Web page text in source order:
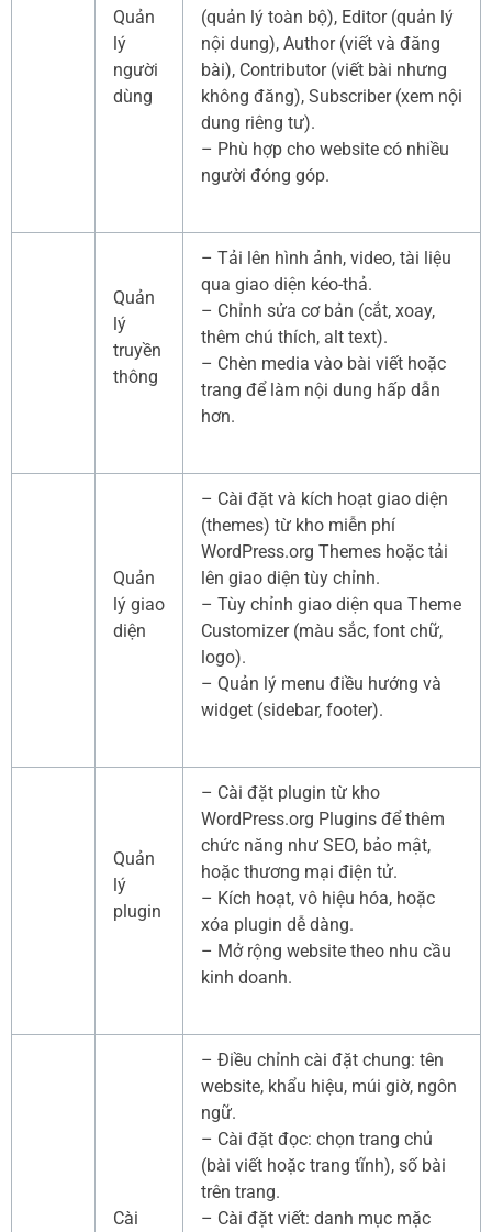
Quản
lý
người
dùng
(quản lý toàn bộ), Editor (quản lý
nội dung), Author (viết và đăng
bài), Contributor (viết bài nhưng
không đăng), Subscriber (xem nội
dung riêng tư).
– Phù hợp cho website có nhiều
người đóng góp.
Quản
lý
truyền
thông
– Tải lên hình ảnh, video, tài liệu
qua giao diện kéo-thả.
– Chỉnh sửa cơ bản (cắt, xoay,
thêm chú thích, alt text).
– Chèn media vào bài viết hoặc
trang để làm nội dung hấp dẫn
hơn.
Quản
lý giao
diện
– Cài đặt và kích hoạt giao diện
(themes) từ kho miễn phí
WordPress.org Themes hoặc tải
lên giao diện tùy chỉnh.
– Tùy chỉnh giao diện qua Theme
Customizer (màu sắc, font chữ,
logo).
– Quản lý menu điều hướng và
widget (sidebar, footer).
Quản
lý
plugin
– Cài đặt plugin từ kho
WordPress.org Plugins để thêm
chức năng như SEO, bảo mật,
hoặc thương mại điện tử.
– Kích hoạt, vô hiệu hóa, hoặc
xóa plugin dễ dàng.
– Mở rộng website theo nhu cầu
kinh doanh.
Cài
– Điều chỉnh cài đặt chung: tên
website, khẩu hiệu, múi giờ, ngôn
ngữ.
– Cài đặt đọc: chọn trang chủ
(bài viết hoặc trang tĩnh), số bài
trên trang.
– Cài đặt viết: danh mục mặc